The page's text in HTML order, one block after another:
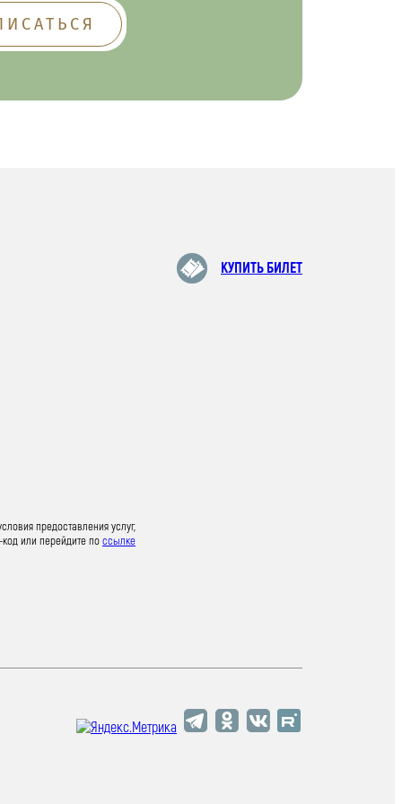
КУПИТЬ БИЛЕТ
предоставления услуг,
код или перейдите поссылке